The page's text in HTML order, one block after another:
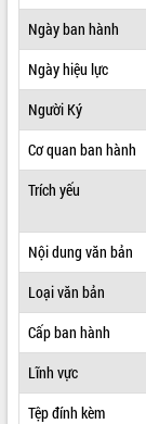
SỞ, BAN, NGÀNH
THÔNG TIN CHỈ ĐẠO
HỆ THỐNG VĂN BẢN
VĂN BẢN HĐND TỈNH
ĐIỂM TIN VĂN BẢN
Ngày ban hành
Ngày hiệu lực
Người Ký
Cơ quan ban hành
Trích yếu
Nội dung văn bản
Loại văn bản
Cấp ban hành
Lĩnh vực
Tệp đính kèm